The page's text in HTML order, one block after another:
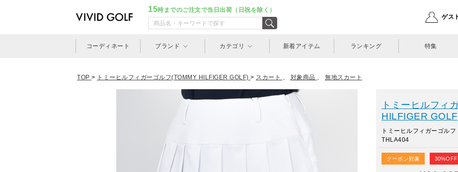
15時までのご注文で当日出荷（日祝を除く）
ゲス
コーディネート ブランド カテゴリ 新着アイテム ランキング 特集
TOP > トミーヒルフィガーゴルフ(TOMMY HILFIGER GOLF) > スカート 、 対象商品 、 無地スカート
トミーヒルフィ
HILFIGER
トミーヒルフィガーゴル
THLA404
クーポン対象 30%OFF